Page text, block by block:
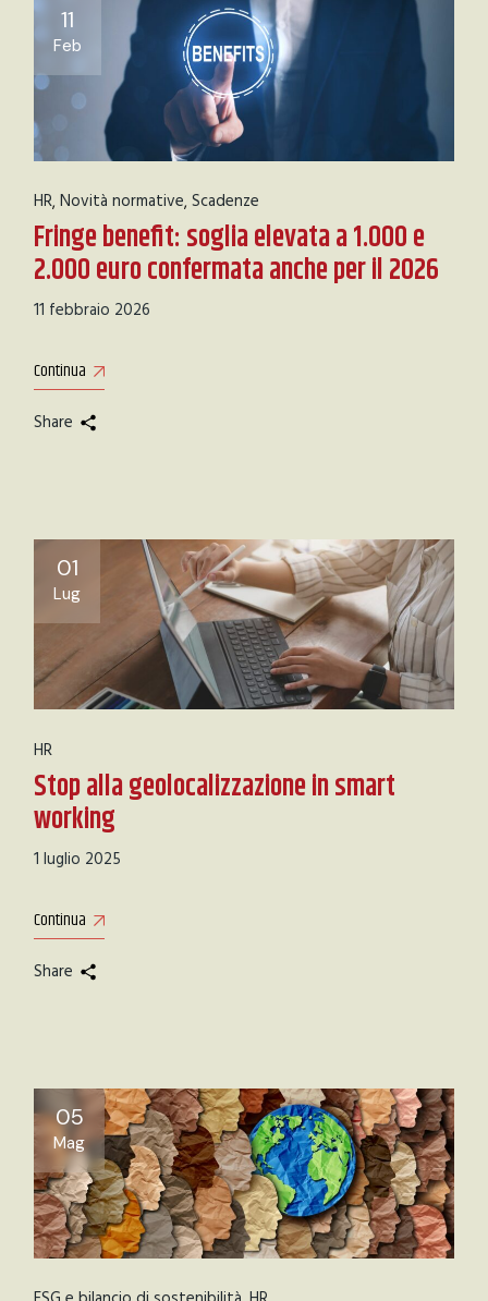
11
Feb
HR Novità normative Scadenze
Fringe benefit: soglia elevata a 1.000 e
2.000 euro confermata anche per il 2026
11 febbraio 2026
Continua
Share
01
Lug
HR
Stop alla geolocalizzazione in smart
working
1 luglio 2025
Continua
Share
05
Mag